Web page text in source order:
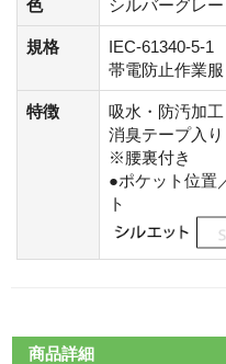
色 シルバーグレー
規格
IEC-61340-5-
帯電防止作業
特徴
吸水・防汚加工
消臭テープ入り
※腰裏付き
●ポケット位置
ト
商品詳細